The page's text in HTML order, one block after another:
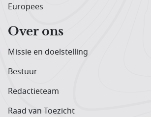
Europees
Over ons
Missie en doelstelling
Bestuur
Redactieteam
Raad van Toezicht